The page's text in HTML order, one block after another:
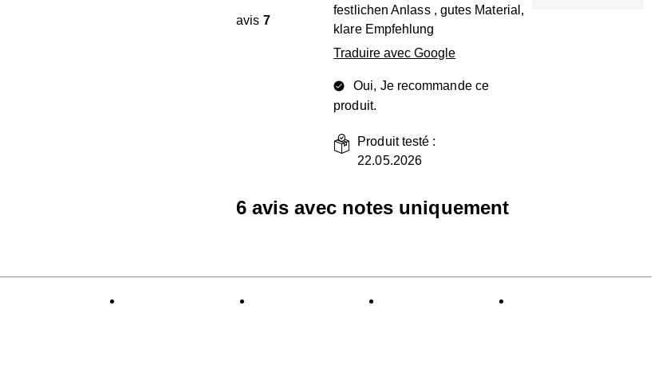
avis 7
festlichen Anlass , gutes Material,
klare Empfehlung
Traduire avec Google
Oui, Je recommande ce
produit.
Produit testé :
22.05.2026
6 avis avec notes uniquement